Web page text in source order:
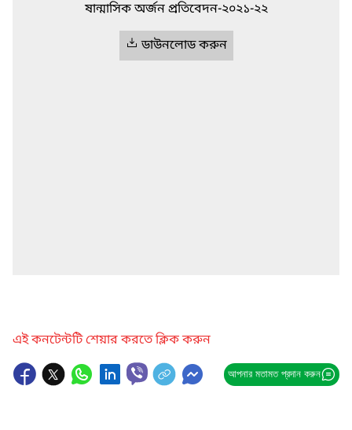
ষান্মাসিক অর্জন প্রতিবেদন-২০২১-২২
ডাউনলোড করুন
এই কনটেন্টটি শেয়ার করতে ক্লিক করুন
আপনার মতামত প্রদান করুন